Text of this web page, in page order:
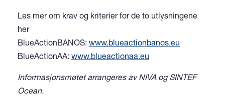
Les mer om krav og kriterier for de to utlysningene
her
BlueActionBANOS: www.blueactionbanos.eu
BlueActionAA: www.blueactionaa.eu
Informasjonsmøtet arrangeres av NIVA og SINTEF
Ocean.